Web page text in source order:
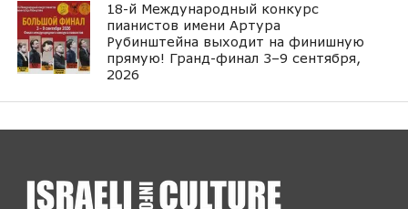
18-й Международный конкурс
пианистов имени Артура
Рубинштейна выходит на финишную
прямую! Гранд-финал 3–9 сентября,
2026